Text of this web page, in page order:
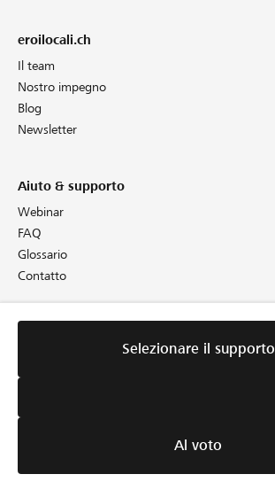
Selezionare il supporto
Al voto
Selezionare il supporto
Al voto
eroilocali.ch
Il team
Nostro impegno
Blog
Newsletter
Aiuto & supporto
Webinar
FAQ
Glossario
Contatto
CGA
Protezione dei dati